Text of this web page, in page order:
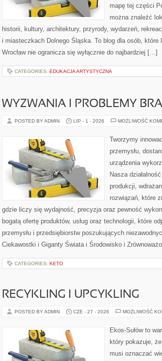
mapę tej części
można znaleźć
historii, kultury, architektury, przyrody, wydarzeń,
i miasteczkach Dolnego Śląska. To blog dla osób,
Wrocław nie ogranicza się wyłącznie do najbardziej […]
CATEGORIES: EDUKACJA ARTYSTYCZNA
WYZWANIA I PROBLEMY
POSTED BY ADMIN LIP - 1 - 2026 MOŻLIWOŚĆ
Tworzymy
przemysłu,
urządzenia
Nasza
produkcji,
rozwiązań, które
gdzie liczy się wydajność, precyzja oraz pewność
bogatą ofertę produktów, usług oraz technologii, które
przemysłu i przedsiębiorstw poszukujących
Ciekawostki i Giganty Świata i Środowisko i
CATEGORIES: KETO
RECYKLING I UPCYKLING
POSTED BY ADMIN CZE - 27 - 2026 MOŻLIWOŚĆ
Ekos-Sułów to
który pokazuje,
musi oznaczać